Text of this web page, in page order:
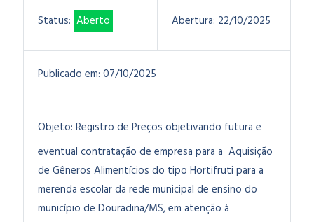
Status: Aberto Abertura: 22/10/2025
Publicado em: 07/10/2025
Objeto: Registro de Preços objetivando futura e
eventual contratação de empresa para a Aquisição
de Gêneros Alimentícios do tipo Hortifruti para a
merenda escolar da rede municipal de ensino do
município de Douradina/MS, em atenção à